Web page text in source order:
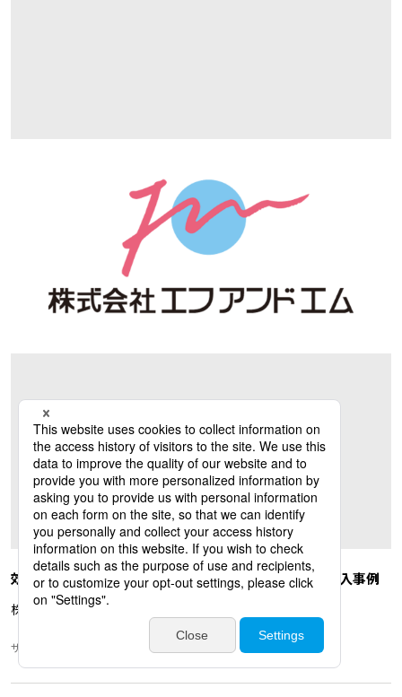
効率的な資料検索と情報共有を実現するAUTOMETA導入事例
株式会社エフアンドエム
サービス業,DX推進,プロダクト